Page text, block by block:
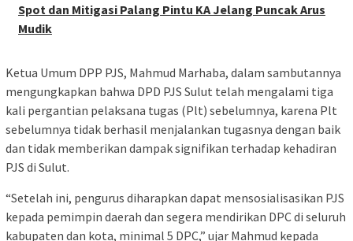
Spot dan Mitigasi Palang Pintu KA Jelang Puncak Arus
Mudik
Ketua Umum DPP PJS, Mahmud Marhaba, dalam sambutannya
mengungkapkan bahwa DPD PJS Sulut telah mengalami tiga
kali pergantian pelaksana tugas (Plt) sebelumnya, karena Plt
sebelumnya tidak berhasil menjalankan tugasnya dengan baik
dan tidak memberikan dampak signifikan terhadap kehadiran
PJS di Sulut.
“Setelah ini, pengurus diharapkan dapat mensosialisasikan PJS
kepada pemimpin daerah dan segera mendirikan DPC di seluruh
kabupaten dan kota, minimal 5 DPC,” ujar Mahmud kepada